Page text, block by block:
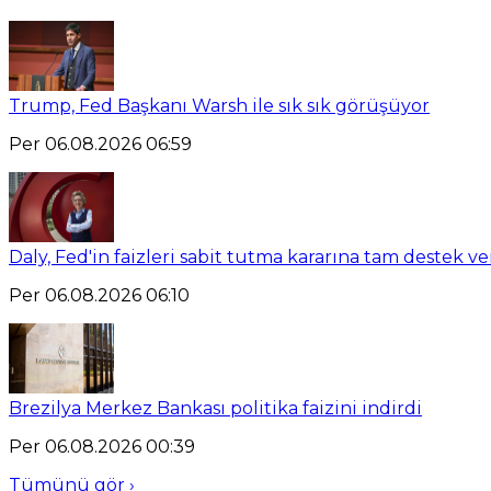
Trump, Fed Başkanı Warsh ile sık sık görüşüyor
Per 06.08.2026 06:59
Daly, Fed'in faizleri sabit tutma kararına tam destek
Per 06.08.2026 06:10
Brezilya Merkez Bankası politika faizini indirdi
Per 06.08.2026 00:39
Tümünü gör ›